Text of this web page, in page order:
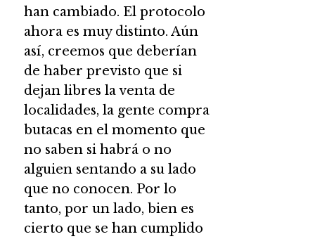
han cambiado. El protocolo
ahora es muy distinto. Aún
así, creemos que deberían
de haber previsto que si
dejan libres la venta de
localidades, la gente compra
butacas en el momento que
no saben si habrá o no
alguien sentando a su lado
que no conocen. Por lo
tanto, por un lado, bien es
cierto que se han cumplido